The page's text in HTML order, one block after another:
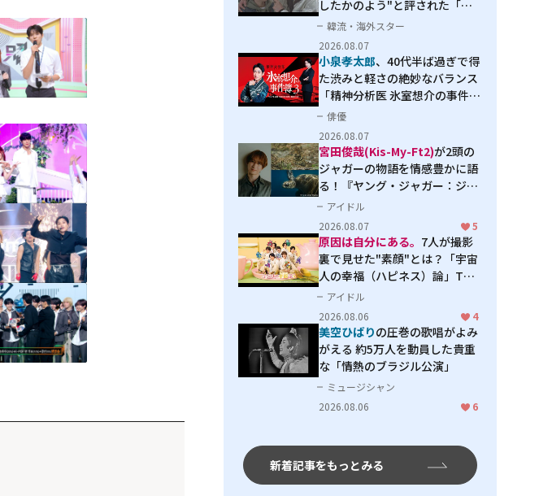
したかのよう"と評された「オ
オカミの誘惑」
韓流・海外スター
2026.08.07
小泉孝太郎、40代半ば過ぎで得
た渋みと軽さの絶妙なバランス
「精神分析医 氷室想介の事件簿
３」で見せる進化
俳優
2026.08.07
宮田俊哉(Kis-My-Ft2)が2頭の
ジャガーの物語を情感豊かに語
る！『ヤング・ジャガー：ジャ
ングル王への道』『ジャガーと
ウミガメの物語：熱帯林の守護
神』で見せるナレーションの妙
アイドル
2026.08.07
5
原因は自分にある。 7人が撮影
裏で見せた"素顔"とは？「宇宙
人の幸福（ハピネス）論」THE
MAKING
アイドル
2026.08.06
4
美空ひばりの圧巻の歌唱がよみ
がえる 約5万人を動員した貴重
な「情熱のブラジル公演」
ミュージシャン
2026.08.06
6
新着記事をもっとみる